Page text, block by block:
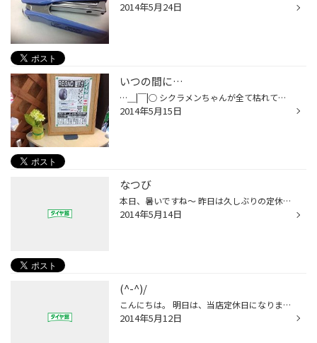
2014年5月24日
いつの間に…
…＿|￣|○ シクラメンちゃんが全て枯れてしまい 全滅になってしまいました…>_
2014年5月15日
なつび
本日、暑いですね〜 昨日は久しぶりの定休日！！ 私は鳴子温泉に行ってきました＼(^o^)／ 鳴子温泉といえば、 栗だんご！！！ 美味しいくて、鳴子に行ったら必ず食べます(o^^o) ＧＷ明けということもあり、 観光のお客さんが少なくのんびりできました！ 緑がキレイで気持ち良い1日でした★
2014年5月14日
(^-^)/
こんにちは。 明日は、当店定休日になります！ 2ヶ月ぶりですね… なんだか、お天気があまり良くないようで(~_~;) １６時現在、 曇ってきました！！！
2014年5月12日